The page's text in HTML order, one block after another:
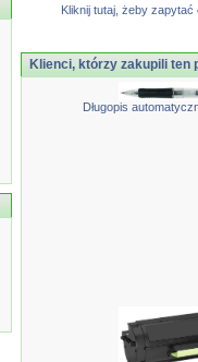
Kliknij tutaj, żeby
Klienci, którzy zakupili ten
Długopis